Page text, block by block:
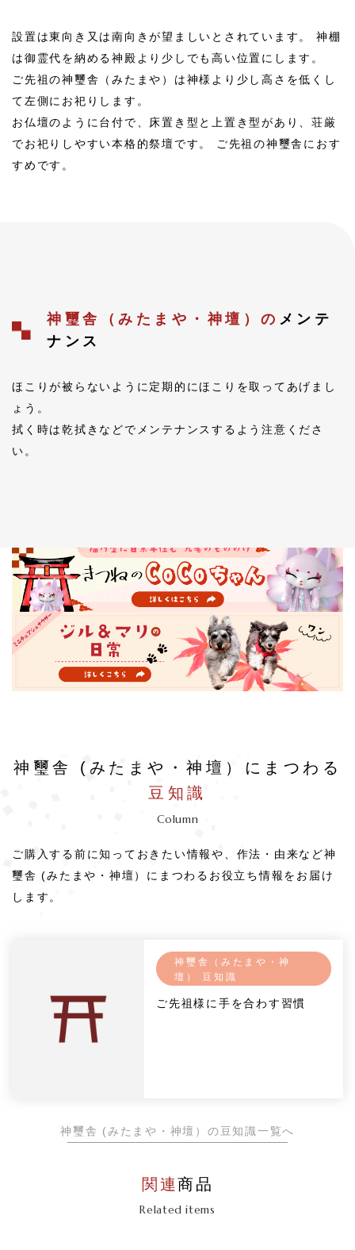
設置は東向き又は南向きが望ましいとされています。 神棚
は御霊代を納める神殿より少しでも高い位置にします。
ご先祖の神璽舎（みたまや）は神様より少し高さを低くし
て左側にお祀りします。
お仏壇のように台付で、床置き型と上置き型があり、荘厳
でお祀りしやすい本格的祭壇です。 ご先祖の神璽舎におす
すめです。
神璽舎（みたまや・神壇）の メンテ
ナンス
ほこりが被らないように定期的にほこりを取ってあげまし
ょう。
拭く時は乾拭きなどでメンテナンスするよう注意くださ
い。
神璽舎 (みたまや・神壇）にまつわる
豆知識
Column
ご購入する前に知っておきたい情報や、作法・由来など神
璽舎 (みたまや・神壇）にまつわるお役立ち情報をお届け
します。
神璽舎（みたまや・神
壇） 豆知識
ご先祖様に手を合わす習慣
神璽舎 (みたまや・神壇）の豆知識一覧へ
関連商品
Related items